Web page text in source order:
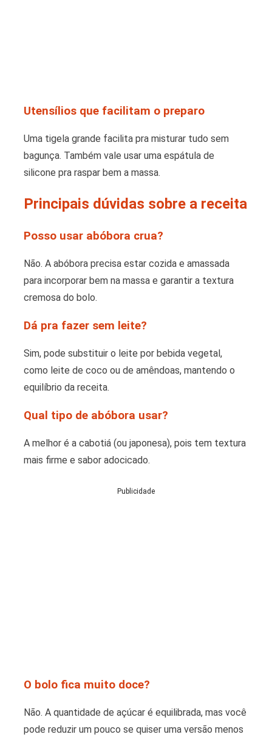
Utensílios que facilitam o preparo
Uma tigela grande facilita pra misturar tudo sem
bagunça. Também vale usar uma espátula de
silicone pra raspar bem a massa.
Principais dúvidas sobre a receita
Posso usar abóbora crua?
Não. A abóbora precisa estar cozida e amassada
para incorporar bem na massa e garantir a textura
cremosa do bolo.
Dá pra fazer sem leite?
Sim, pode substituir o leite por bebida vegetal,
como leite de coco ou de amêndoas, mantendo o
equilíbrio da receita.
Qual tipo de abóbora usar?
A melhor é a cabotiá (ou japonesa), pois tem textura
mais firme e sabor adocicado.
Publicidade
O bolo fica muito doce?
Não. A quantidade de açúcar é equilibrada, mas você
pode reduzir um pouco se quiser uma versão menos